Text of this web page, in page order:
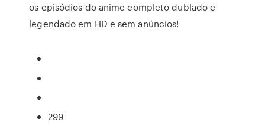
os episódios do anime completo dublado e
legendado em HD e sem anúncios!
299